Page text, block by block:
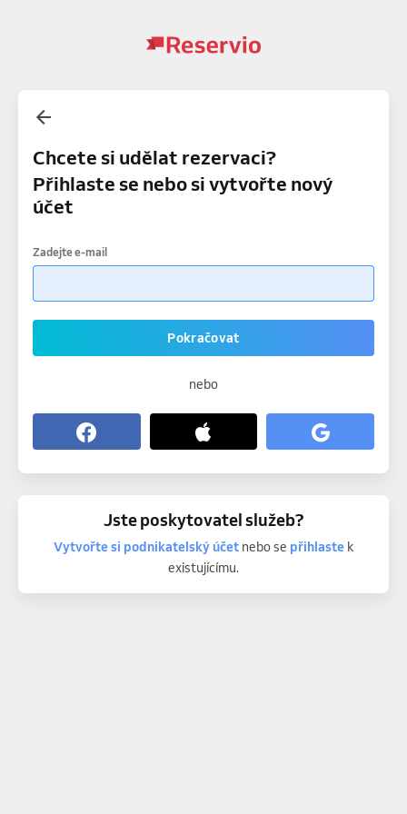
Chcete si udělat rezervaci?
Přihlaste se nebo si vytvořte nový
účet
Zadejte e-mail
Pokračovat
nebo
Jste poskytovatel služeb?
Vytvořte si podnikatelský účetnebo se přihlastek
existujícímu.